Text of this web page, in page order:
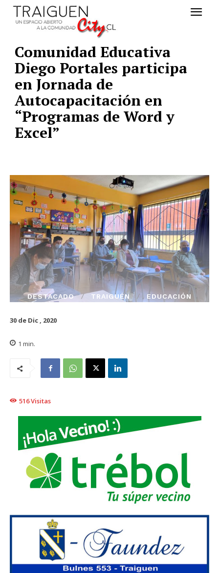
Comunidad Educativa
Diego Portales participa
en Jornada de
Autocapacitación en
“Programas de Word y
Excel”
DESTACADO TRAIGUÉN EDUCACIÓN
30 de Dic , 2020
1 min.
516Visitas